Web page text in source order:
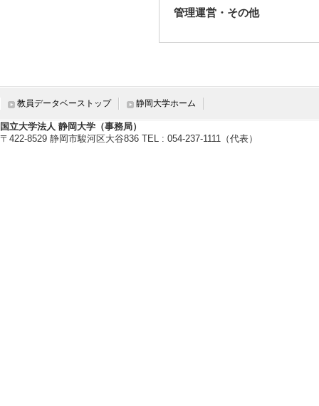
管理運営・その他
教員データベーストップ 静岡大学ホーム
国立大学法人 静岡大学（事務局）
〒422-8529 静岡市駿河区大谷836 TEL : 054-237-1111（代表）